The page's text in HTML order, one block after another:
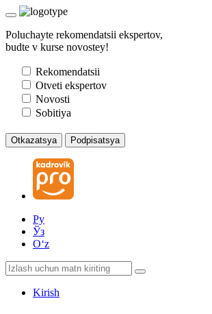
Poluchayte rekomendatsii ekspertov,
budte v kurse novostey!
Rekomendatsii
Otveti ekspertov
Novosti
Sobitiya
Otkazatsya Podpisatsya
Ру
Ўз
Oʻz
Kirish